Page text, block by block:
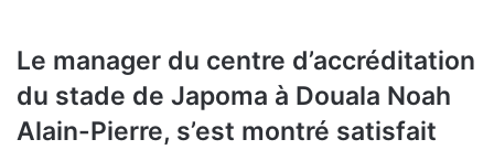
Le manager du centre d’accréditation
du stade de Japoma à Douala Noah
Alain-Pierre, s’est montré satisfait